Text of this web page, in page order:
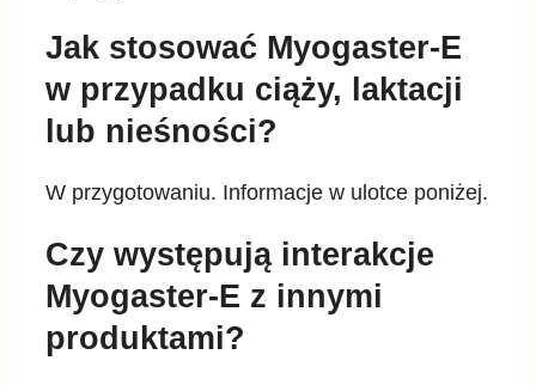
Jak stosować Myogaster-E
w przypadku ciąży, laktacji
lub nieśności?
W przygotowaniu. Informacje w ulotce poniżej.
Czy występują interakcje
Myogaster-E z innymi
produktami?